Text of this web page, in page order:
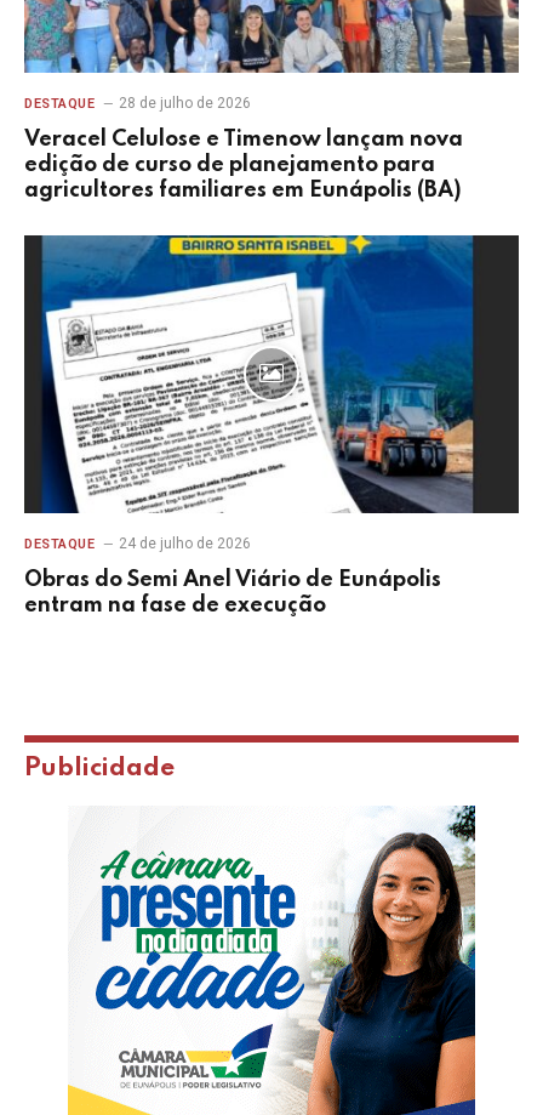
DESTAQUE 28 de julho de 2026
Veracel Celulose e Timenow lançam nova
edição de curso de planejamento para
agricultores familiares em Eunápolis (BA)
DESTAQUE 24 de julho de 2026
Obras do Semi Anel Viário de Eunápolis
entram na fase de execução
Publicidade